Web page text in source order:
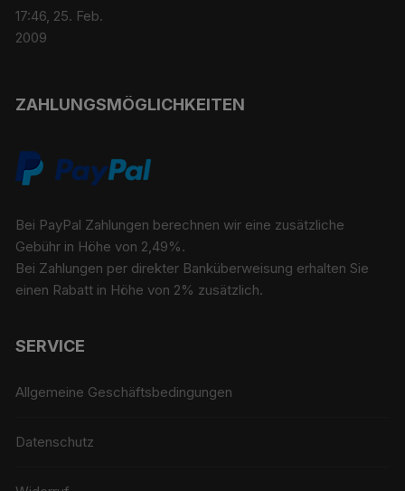
ZAHLUNGSMÖGLICHKEITEN
Bei PayPal Zahlungen berechnen wir eine zusätzliche
Gebühr in Höhe von 2,49%.
Bei Zahlungen per direkter Banküberweisung erhalten Sie
einen Rabatt in Höhe von 2% zusätzlich.
SERVICE
Allgemeine Geschäftsbedingungen
Datenschutz